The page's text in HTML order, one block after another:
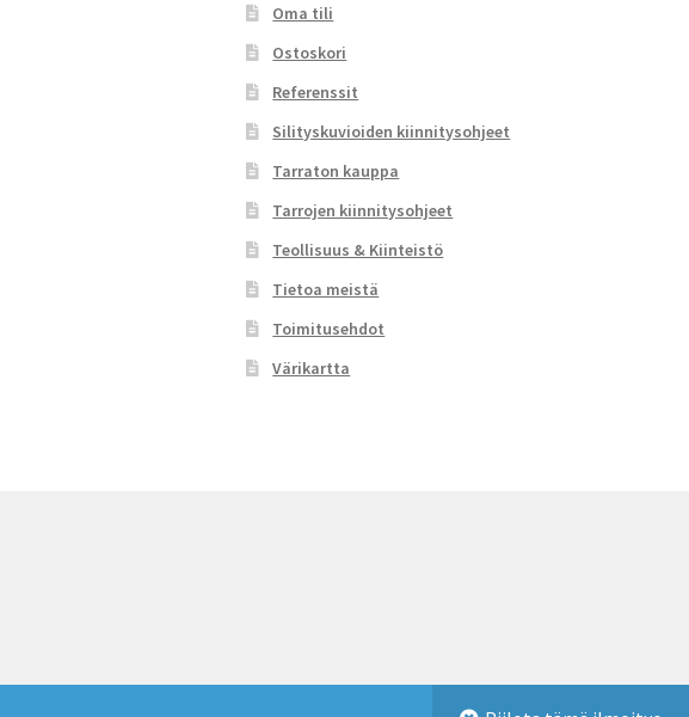
Oma tili
Ostoskori
Referenssit
Silityskuvioiden kiinnitysohjeet
Tarraton kauppa
Tarrojen kiinnitysohjeet
Teollisuus & Kiinteistö
Tietoa meistä
Toimitusehdot
Värikartta